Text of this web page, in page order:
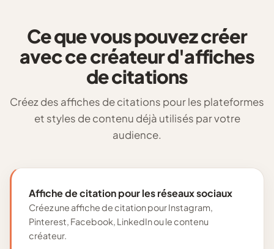
Ce que vous pouvez créer
avec ce créateur d'affiches
de citations
Créez des affiches de citations pour les plateformes
et styles de contenu déjà utilisés par votre
audience.
Affiche de citation pour les réseaux sociaux
Créez une affiche de citation pour Instagram,
Pinterest, Facebook, LinkedIn ou le contenu
créateur.